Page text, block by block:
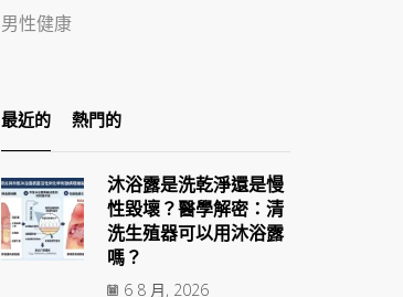
男性健康
最近的 熱門的
沐浴露是洗乾淨還是慢
性毀壞？醫學解密：清
洗生殖器可以用沐浴露
嗎？
6 8 月, 2026